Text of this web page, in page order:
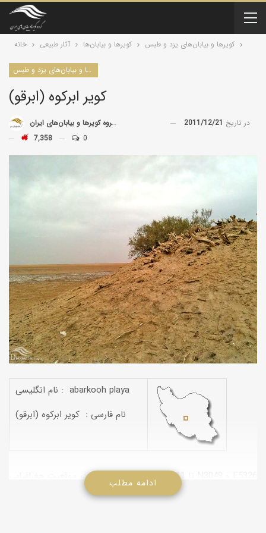
خانه آثار طبیعی کویرها و بیابان‌ها کویرها و بیابان‌های یزد و طبس
کویرها و بیابان‌های یزد و طبس
کویر ابرکوه (ابرقو)
توسط گروه کویرها و بیابان‌های ایران در تاریخ 2011/12/21
7,358
0
نام انگلیسی : abarkooh playa
کویر ابرکوه یا ابرقو در موقعیت جغرافیایی N3111 تا N3049 و E5326
شهرستان ابرقو واقع شده است. این کویر از غرب به کوه گینه علی،
ادامه مطلب